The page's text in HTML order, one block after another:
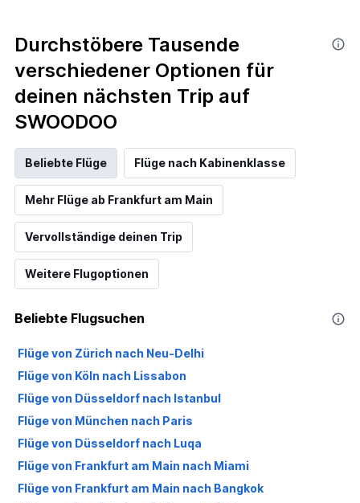
Durchstöbere Tausende
verschiedener Optionen für
deinen nächsten Trip auf
SWOODOO
Beliebte Flüge Flüge nach Kabinenklasse
Mehr Flüge ab Frankfurt am Main
Vervollständige deinen Trip
Weitere Flugoptionen
Beliebte Flugsuchen
Flüge von Zürich nach Neu-Delhi
Flüge von Köln nach Lissabon
Flüge von Düsseldorf nach Istanbul
Flüge von München nach Paris
Flüge von Düsseldorf nach Luqa
Flüge von Frankfurt am Main nach Miami
Flüge von Frankfurt am Main nach Bangkok